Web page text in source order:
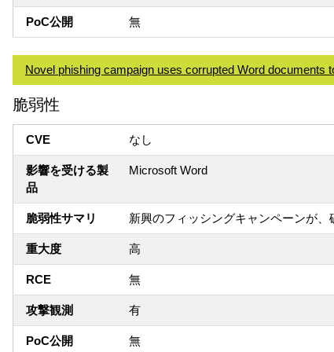
PoC公開 無
Novel phishing campaign uses corrupted Word documents
脆弱性
CVE なし
影響を受ける製
品
Microsoft Word
脆弱性サマリ 新興のフィッシングキャンペーンが
重大度 高
RCE 無
攻撃観測 有
PoC公開 無